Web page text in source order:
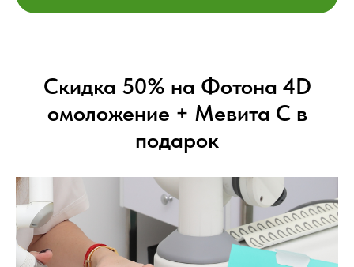
Скидка 50% на Фотона 4D
омоложение + Мевита С в
подарок